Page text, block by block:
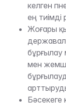
келген
ең тиімді
Жоғары
мен
Бәсекеге